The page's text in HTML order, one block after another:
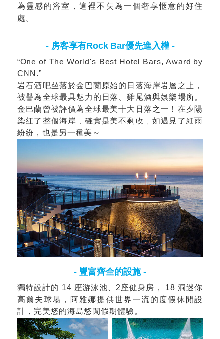
為靈感的浴室，這裡不失為一個奢享愜意的好住
處。
- 房客享有Rock Bar優先進入權 -
“One of The World's Best Hotel Bars, Award by
CNN.”
岩石酒吧坐落於金巴蘭原始的日落海岸岩層之上，
被譽為全球最具魅力的日落、雞尾酒與娛樂場所。
金巴蘭曾被評價為全球最美十大日落之一！在夕陽
染紅了整個海岸，確實是美不剩收，如遇見了細雨
紛紛，也是另一種美～
- 豐富齊全的設施 -
獨特設計的 14 座游泳池、2座健身房， 18 洞迷你
高爾夫球場，阿雅娜提供世界一流的度假休閒設
計，完美您的海島悠閒假期體驗。